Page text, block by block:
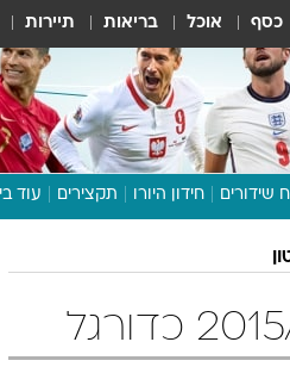
כסף אוכל בריאות תיירות
שידורים חידון היורו תקצירים עוד ביורו
תכנית